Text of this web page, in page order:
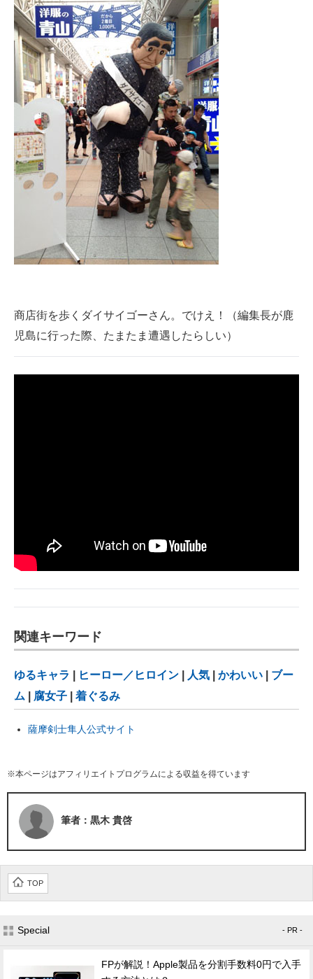
商店街を歩くダイサイゴーさん。でけえ！（編集長が鹿
児島に行った際、たまたま遭遇したらしい）
関連キーワード
ゆるキャラ ヒーロー／ヒロイン 人気 かわいい
ブー
ム
腐女子 着ぐるみ
薩摩剣士隼人公式サイト
※本ページはアフィリエイトプログラムによる収益を得ています
筆者：黒木 貴啓
TOP
Special - PR -
FPが解説！Apple製品を分割手数料0円で入手